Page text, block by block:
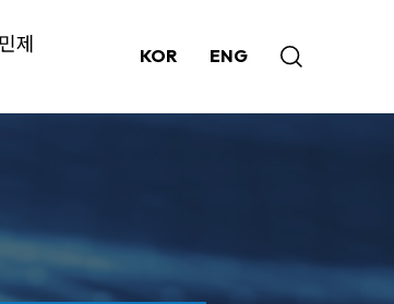
제
KOR ENG